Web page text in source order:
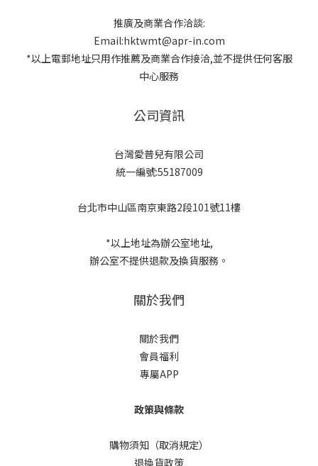
推廣及商業合作洽談:
Email:hktwmt@apr-in.com
*以上電郵地址只用作推薦及商業合作接洽,並不提供任何客服
中心服務
公司資訊
台灣愛普兒有限公司
統一編號:55187009
台北市中山區南京東路2段101號11樓
*以上地址為辦公室地址,
辦公室不提供退款及換貨服務。
關於我們
關於我們
會員福利
專屬APP
政策與條款
購物須知（取消規定）
退換貨政策